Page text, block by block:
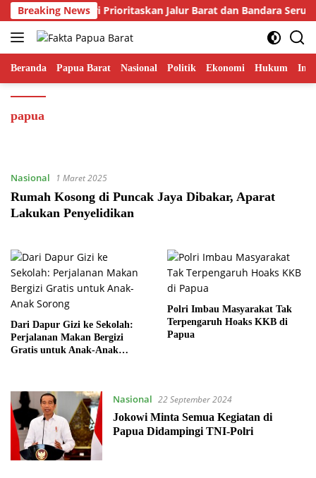
Langsung
ke
konten
Breaking News
Gubernur Fakhiri Prioritaskan Jalur Barat dan Bandara Serui
Beranda Papua Barat Nasional Politik Ekonomi Hukum
papua
Nasional 1 Maret 2025
Rumah Kosong di Puncak Jaya Dibakar, Aparat
Lakukan Penyelidikan
Dari Dapur Gizi ke Sekolah:
Perjalanan Makan Bergizi
Gratis untuk Anak-Anak
Polri Imbau Masyarakat Tak
Terpengaruh Hoaks KKB di
Papua
Nasional 22 September 2024
Jokowi Minta Semua Kegiatan di
Papua Didampingi TNI-Polri